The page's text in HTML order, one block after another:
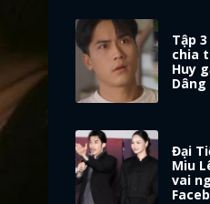
Tập
chia
Huy
Dâng
Đại
Miu
vai